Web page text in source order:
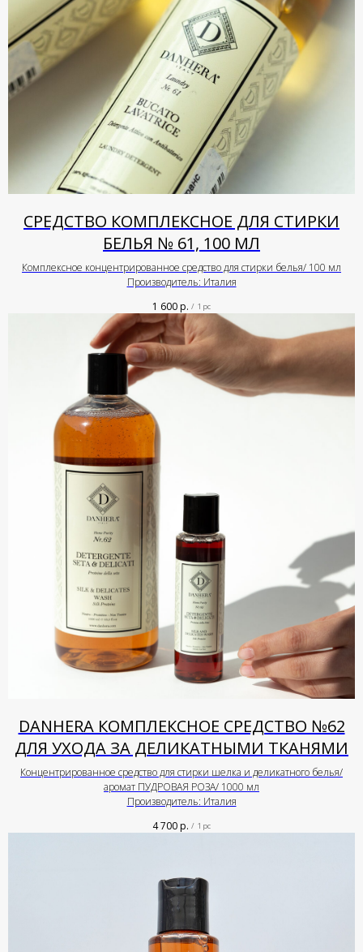
СРЕДСТВО КОМПЛЕКСНОЕ ДЛЯ СТИРКИ
БЕЛЬЯ № 61, 100 МЛ
Комплексное концентрированное средство для стирки белья/ 100 мл
Производитель: Италия
1 600р. / 1 pc
DANHERA КОМПЛЕКСНОЕ СРЕДСТВО №62
ДЛЯ УХОДА ЗА ДЕЛИКАТНЫМИ ТКАНЯМИ
Концентрированное средство для стирки шелка и деликатного белья/
аромат ПУДРОВАЯ РОЗА/ 1000 мл
Производитель: Италия
4 700р. / 1 pc